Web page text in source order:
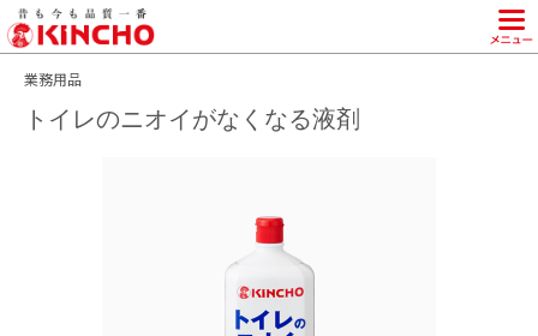
業務用品
トイレのニオイがなくなる液剤